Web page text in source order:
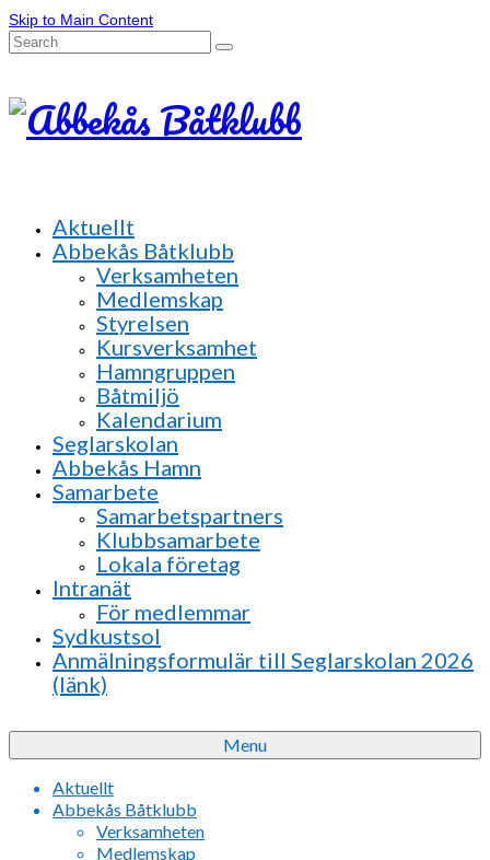
Skip to Main Content
Search
Aktuellt
Abbekås Båtklubb
Verksamheten
Medlemskap
Styrelsen
Kursverksamhet
Hamngruppen
Båtmiljö
Kalendarium
Seglarskolan
Abbekås Hamn
Samarbete
Samarbetspartners
Klubbsamarbete
Lokala företag
Intranät
För medlemmar
Sydkustsol
Anmälningsformulär till Seglarskolan 2026
(länk)
Menu
Aktuellt
Abbekås Båtklubb
Verksamheten
Medlemskap